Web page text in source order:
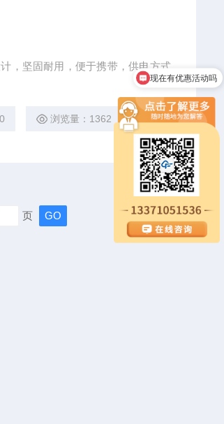
，坚固耐用，便于携带，供电方式
浏览量：1362
页
可以介绍下你们的产品么
现在有优惠活动吗